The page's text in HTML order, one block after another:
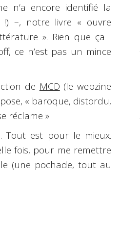
n’a encore identifié la
!) –, notre livre « ouvre
». Rien que ça !
ce n’est pas un mince
de MCD (le webzine
« baroque, distordu,
réclame ».
Tout est pour le mieux.
fois, pour me remettre
(une pochade, tout au